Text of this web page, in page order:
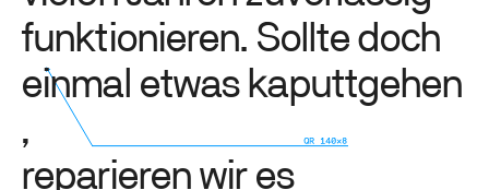
funktionieren. Solltedoch
einmal etwaskaputtgehen
,
reparierenwir es